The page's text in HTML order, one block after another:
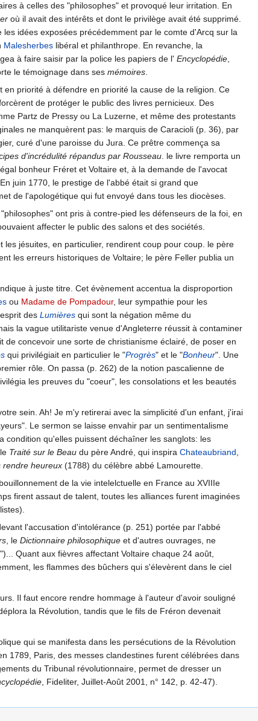
à celles des "philosophes" et provoqué leur irritation. En
où il avait des intérêts et dont le privilège avait été supprimé.
les idées exposées précédemment par le comte d'Arcq sur la
Malesherbes libéral et philanthrope. En revanche, la
à faire saisir par la police les papiers de l' Encyclopédie
le témoignage dans ses mémoires
priorité à défendre en priorité la cause de la religion. Ce
de protéger le public des livres pernicieux. Des
Partz de Pressy ou La Luzerne, et même des protestants
ne manquèrent pas: le marquis de Caracioli (p. 36), par
curé d'une paroisse du Jura. Ce prêtre commença sa
d'incrédulité répandus par Rousseau . le livre remporta un
bonheur Fréret et Voltaire et, à la demande de l'avocat
juin 1770, le prestige de l'abbé était si grand que
de l'apologétique qui fut envoyé dans tous les diocèses.
ont pris à contre-pied les défenseurs de la foi, en
affecter le public des salons et des sociétés.
jésuites, en particulier, rendirent coup pour coup. le père
les erreurs historiques de Voltaire; le père Feller publia un
à juste titre. Cet évènement accentua la disproportion
ou Madame de Pompadour, leur sympathie pour les
des Lumières qui sont la négation même du
la vague utilitariste venue d'Angleterre réussit à contaminer
concevoir une sorte de christianisme éclairé, de poser en
qui privilégiait en particulier le "Progrès" et le "Bonheur". Une
rôle. On passa (p. 262) de la notion pascalienne de
les preuves du "coeur", les consolations et les beautés
sein. Ah! Je m'y retirerai avec la simplicité d'un enfant, j'irai
Le sermon se laisse envahir par un sentimentalisme
condition qu'elles puissent déchaîner les sanglots: les
Traité sur le Beau du père André, qui inspira Chateaubriand
rendre heureux (1788) du célèbre abbé Lamourette.
de la vie intelelctuelle en France au XVIIIe
firent assaut de talent, toutes les alliances furent imaginées
l'accusation d'intolérance (p. 251) portée par l'abbé
, le Dictionnaire philosophique et d'autres ouvrages, ne
Quant aux fièvres affectant Voltaire chaque 24 août,
les flammes des bûchers qui s'élevèrent dans le ciel
Il faut encore rendre hommage à l'auteur d'avoir souligné
la Révolution, tandis que le fils de Fréron devenait
qui se manifesta dans les persécutions de la Révolution
1789, Paris, des messes clandestines furent célébrées dans
du Tribunal révolutionnaire, permet de dresser un
, Fideliter, Juillet-Août 2001, n° 142, p. 42-47).